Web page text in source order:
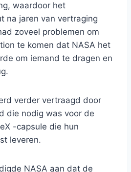
waardoor het
na jaren van vertraging
zoveel problemen om
te komen dat NASA het
om iemand te dragen en
verder vertraagd door
die nodig was voor de
-capsule die hun
leveren.
NASA aan dat de